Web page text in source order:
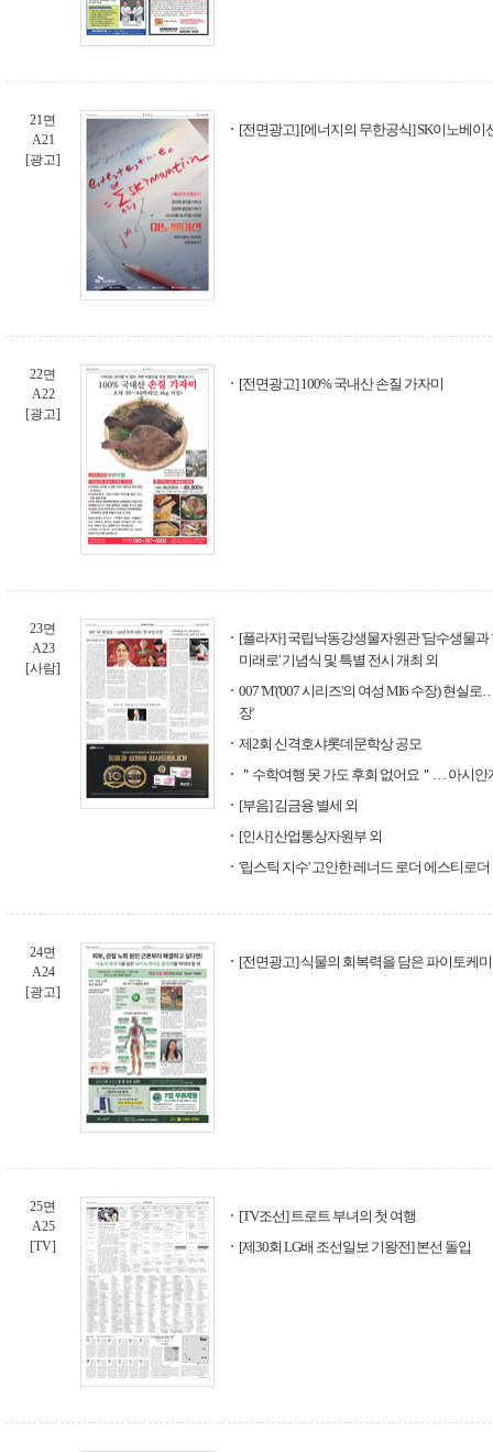
21면
A21
[광고]
[전면광고] [에너지의 무한공식] SK이노베이
22면
A22
[광고]
[전면광고] 100% 국내산 손질 가자미
23면
A23
[사람]
[플라자] 국립낙동강생물자원관 '담수생물과
미래로' 기념식 및 특별 전시 개최 외
007 'M'('007 시리즈'의 여성 MI6 수장) 현실로
장'
제2회 신격호샤롯데문학상 공모
＂수학여행 못 가도 후회 없어요＂… 아시안
[부음] 김금용 별세 외
[인사] 산업통상자원부 외
'립스틱 지수' 고안한 레너드 로더 에스티로
24면
A24
[광고]
[전면광고] 식물의 회복력을 담은 파이토케
25면
A25
[TV]
[TV조선] 트로트 부녀의 첫 여행
[제30회 LG배 조선일보 기왕전] 본선 돌입